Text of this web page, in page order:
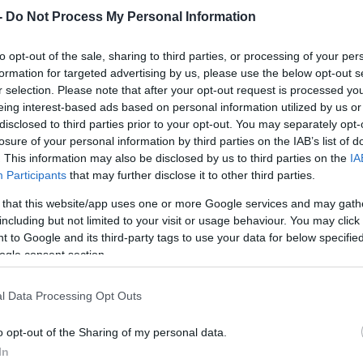
Do Not Process My Personal Information
opt-out of the sale, sharing to third parties, or processing of your
for targeted advertising by us, please use the below opt-out
selection. Please note that after your opt-out request is processed
interest-based ads based on personal information utilized by us
to third parties prior to your opt-out. You may separately
of your personal information by third parties on the IAB’s list of
This information may also be disclosed by us to third parties on the
Participants that may further disclose it to other third parties.
that this website/app uses one or more Google services and may
but not limited to your visit or usage behaviour. You may
to Google and its third-party tags to use your data for below
consent section.
Data Processing Opt Outs
opt-out of the Sharing of my personal data.
során egy lévita leszármazott sófárt
háborús szokásokat, miközben elhangzott a
forrásokra hivatkoztak, amelyek tiltják a
diadalíve, amely i.sz. 81-ben épült, a római
vésett szimbóluma, sokáig a zsidó közösségek
amely évszázadokon át emlékeztetett a
A naptárból eltűnt 165